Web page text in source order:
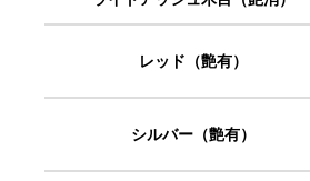
レッド（艶有）
シルバー（艶有）